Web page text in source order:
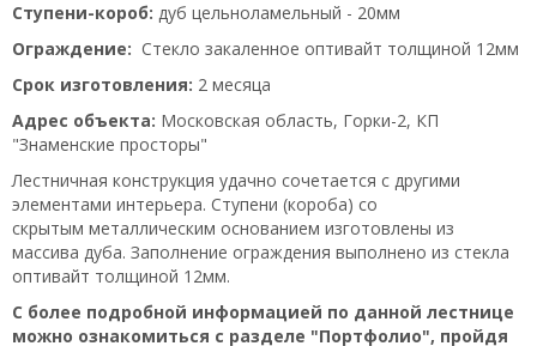
Ступени-короб: дуб цельноламельный - 20мм
Ограждение: Стекло закаленное оптивайт толщиной 12мм
Срок изготовления: 2 месяца
Адрес объекта: Московская область, Горки-2, КП
"Знаменские просторы"
Лестничная конструкция удачно сочетается с другими
элементами интерьера. Ступени (короба) со
скрытым металлическим основанием изготовлены из
массива дуба. Заполнение ограждения выполнено из стекла
оптивайт толщиной 12мм.
С более подробной информацией по данной лестнице
можно ознакомиться с разделе "Портфолио", пройдя